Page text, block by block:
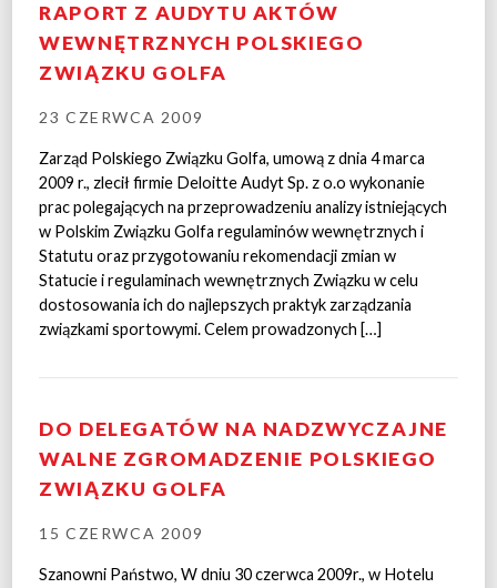
RAPORT Z AUDYTU AKTÓW
WEWNĘTRZNYCH POLSKIEGO
ZWIĄZKU GOLFA
23 CZERWCA 2009
Zarząd Polskiego Związku Golfa, umową z dnia 4 marca
2009 r., zlecił firmie Deloitte Audyt Sp. z o.o wykonanie
prac polegających na przeprowadzeniu analizy istniejących
w Polskim Związku Golfa regulaminów wewnętrznych i
Statutu oraz przygotowaniu rekomendacji zmian w
Statucie i regulaminach wewnętrznych Związku w celu
dostosowania ich do najlepszych praktyk zarządzania
związkami sportowymi. Celem prowadzonych […]
DO DELEGATÓW NA NADZWYCZAJNE
WALNE ZGROMADZENIE POLSKIEGO
ZWIĄZKU GOLFA
15 CZERWCA 2009
Szanowni Państwo, W dniu 30 czerwca 2009r., w Hotelu